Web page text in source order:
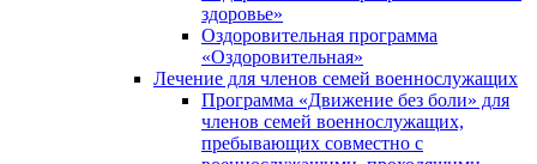
здоровье»
Оздоровительная программа
«Оздоровительная»
Лечение для членов семей военнослужащих
Программа «Движение без боли» для
членов семей военнослужащих,
пребывающих совместно с